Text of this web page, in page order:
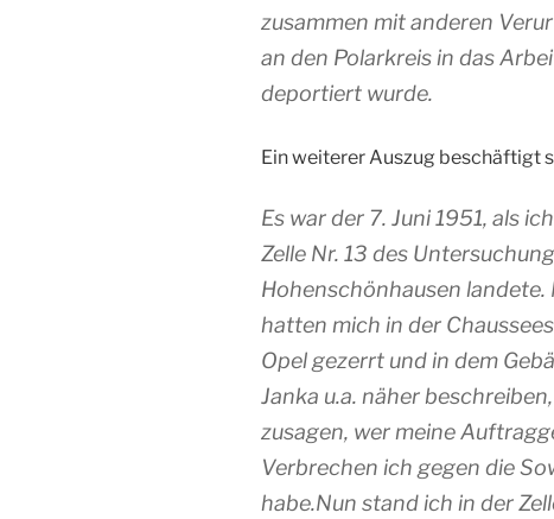
zusammen mit anderen
an den Polarkreis in das
deportiert wurde.
Ein weiterer Auszug beschäftigt
Es war der 7. Juni 1951, als
Zelle Nr. 13 des
Hohenschönhausen
hatten mich in der
Opel gezerrt und in dem
Janka u.a. näher
zusagen, wer meine
Verbrechen ich gegen die
habe.Nun stand ich in der